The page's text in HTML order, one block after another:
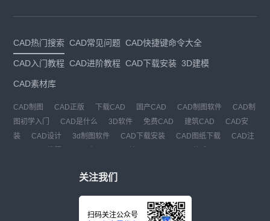
CAD热门搜索 CAD常见问题 CAD快捷键命令大全
CAD入门教程 CAD进阶教程 CAD下载安装 3D建模
CAD素材库
CAD制图 CAD正版 下载CAD 国产CAD CAD制图软件
CAD制
图初学入门
CAD是什么 3D软件 免费CAD 建筑CAD
CAD安
装
CAD设计 3d制图软件 CAD下载安装 CAD图纸下载
CAD注
关注我们
扫码关注公众号